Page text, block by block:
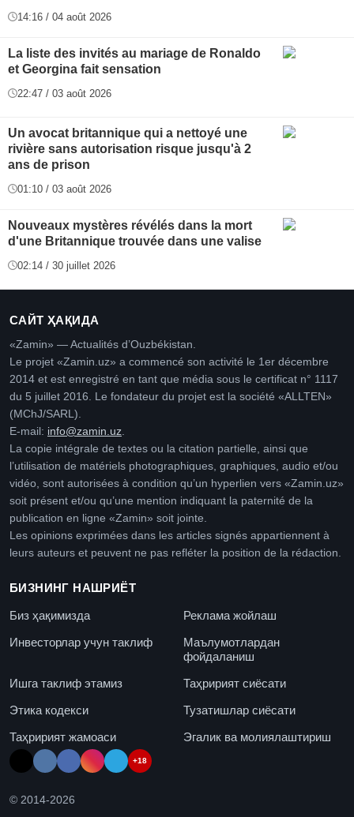
14:16 / 04 août 2026
La liste des invités au mariage de Ronaldo
et Georgina fait sensation
22:47 / 03 août 2026
Un avocat britannique qui a nettoyé une
rivière sans autorisation risque jusqu'à 2
ans de prison
01:10 / 03 août 2026
Nouveaux mystères révélés dans la mort
d'une Britannique trouvée dans une valise
02:14 / 30 juillet 2026
САЙТ ҲАҚИДА
«Zamin» — Actualités d’Ouzbékistan.
Le projet «Zamin.uz» a commencé son activité le 1er décembre
2014 et est enregistré en tant que média sous le certificat n° 1117
du 5 juillet 2016. Le fondateur du projet est la société «ALLTEN»
(MChJ/SARL).
E-mail: info@zamin.uz
La copie intégrale de textes ou la citation partielle, ainsi que
l’utilisation de matériels photographiques, graphiques, audio et/ou
vidéo, sont autorisées à condition qu’un hyperlien vers «Zamin.uz»
soit présent et/ou qu’une mention indiquant la paternité de la
publication en ligne «Zamin» soit jointe.
Les opinions exprimées dans les articles signés appartiennent à
leurs auteurs et peuvent ne pas refléter la position de la rédaction.
БИЗНИНГ НАШРИЁТ
Биз ҳақимизда
Реклама жойлаш
Инвесторлар учун таклиф
Маълумотлардан
фойдаланиш
Ишга таклиф этамиз
Таҳририят сиёсати
Этика кодекси
Тузатишлар сиёсати
Таҳририят жамоаси
Эгалик ва молиялаштириш
+18
© 2014-2026